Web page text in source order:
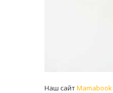
Наш сайтMamabook